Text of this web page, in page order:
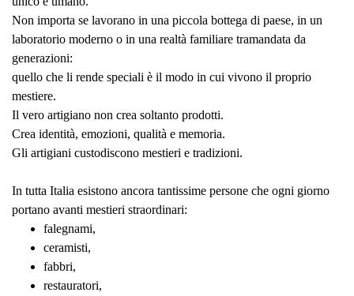
Non importa se lavorano in una piccola bottega di paese, in un
laboratorio moderno o in una realtà familiare tramandata da
generazioni:
quello che li rende speciali è il modo in cui vivono il proprio
mestiere.
Il vero artigiano non crea soltanto prodotti.
Crea identità, emozioni, qualità e memoria.
Gli artigiani custodiscono mestieri e tradizioni.
In tutta Italia esistono ancora tantissime persone che ogni giorno
portano avanti mestieri straordinari:
falegnami,
ceramisti,
fabbri,
restauratori,